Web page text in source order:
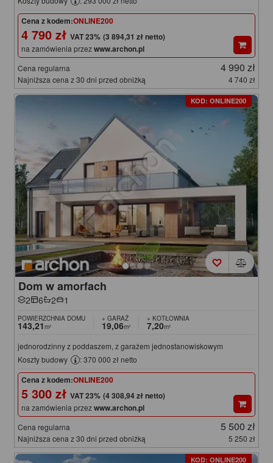
Cena z kodem:ONLINE200
4 790 zł (3 894,31 zł netto)
na zamówienia przezwww.archon.pl
Cena regularna 4 990 zł
Najniższa cena z 30 dni przed obniżką 4 740 zł
KOD: ONLINE200
Dom w amorfach
2 6 2 1
POWIERZCHNIA DOMU
143,21m²
+ GARAŻ
19,06m²
+ KOTŁOWNIA
7,20m²
jednorodzinny z poddaszem, z garażem jednostanowiskowym
Koszty budowy
: 370 000 zł netto
Cena z kodem:ONLINE200
5 300 zł (4 308,94 zł netto)
na zamówienia przezwww.archon.pl
Cena regularna 5 500 zł
Najniższa cena z 30 dni przed obniżką 5 250 zł
KOD: ONLINE200